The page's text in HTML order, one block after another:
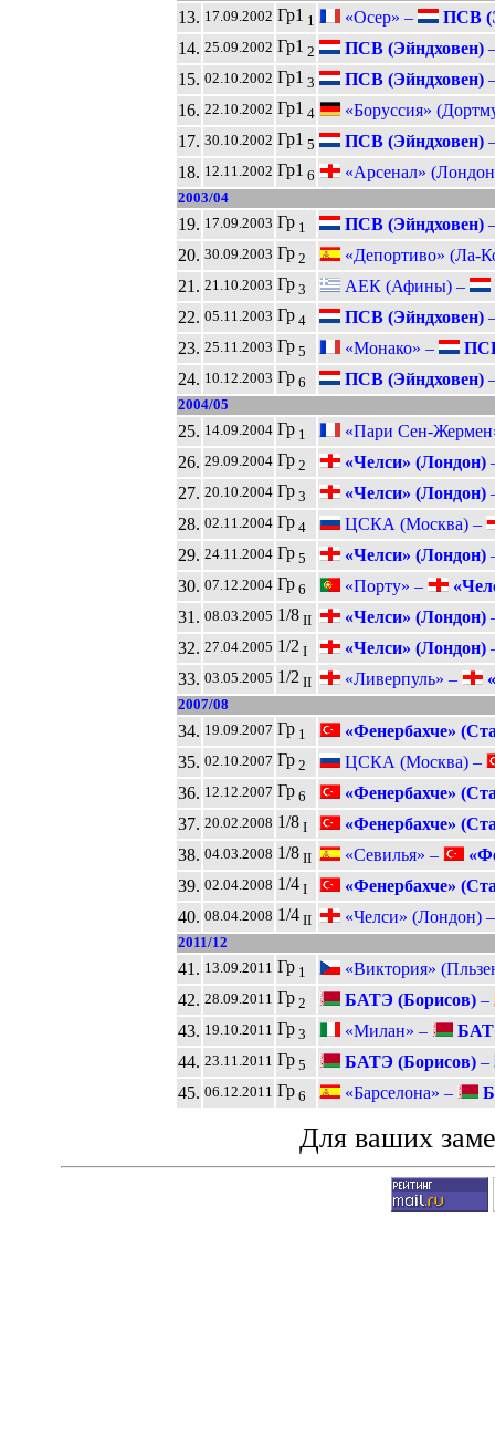
13. 17.09.2002 Гр1 1 «Осер» –
ПСВ
14. 25.09.2002 Гр1 2 ПСВ (Эйндховен)
15. 02.10.2002 Гр1 3 ПСВ (Эйндховен)
16. 22.10.2002 Гр1 4
«Боруссия»
17. 30.10.2002 Гр1 5 ПСВ (Эйндховен)
18. 12.11.2002 Гр1 6 «Арсенал»
2003/04
19. 17.09.2003 Гр1 ПСВ (Эйндховен)
20. 30.09.2003 Гр2
«Депортиво» (Ла-
21. 21.10.2003 Гр3 АЕК (Афины) –
22. 05.11.2003 Гр4 ПСВ (Эйндховен)
23. 25.11.2003 Гр5 «Монако» –
ПСВ
24. 10.12.2003 Гр6 ПСВ (Эйндховен)
2004/05
25. 14.09.2004 Гр1
«Пари Сен-
26. 29.09.2004 Гр2 «Челси» (Лондон)
27. 20.10.2004 Гр3 «Челси» (Лондон)
28. 02.11.2004 Гр4
ЦСКА (Москва) –
29. 24.11.2004 Гр5 «Челси» (Лондон)
30. 07.12.2004 Гр6 «Порту» –
31. 08.03.2005 1/8II «Челси» (Лондон)
32. 27.04.2005 1/2I «Челси» (Лондон)
33. 03.05.2005 1/2II «Ливерпуль» –
2007/08
34. 19.09.2007 Гр1
«Фенербахче»
35. 02.10.2007 Гр2
ЦСКА (Москва) –
36. 12.12.2007 Гр6
«Фенербахче»
37. 20.02.2008 1/8I
«Фенербахче»
38. 04.03.2008 1/8II «Севилья» –
39. 02.04.2008 1/4I
«Фенербахче»
40. 08.04.2008 1/4II «Челси» (Лондон)
2011/12
41. 13.09.2011 Гр1
«Виктория»
42. 28.09.2011 Гр2 БАТЭ (Борисов)–
43. 19.10.2011 Гр3 «Милан» –
44. 23.11.2011 Гр5 БАТЭ (Борисов)–
45. 06.12.2011 Гр6 «Барселона» –
Для ваших